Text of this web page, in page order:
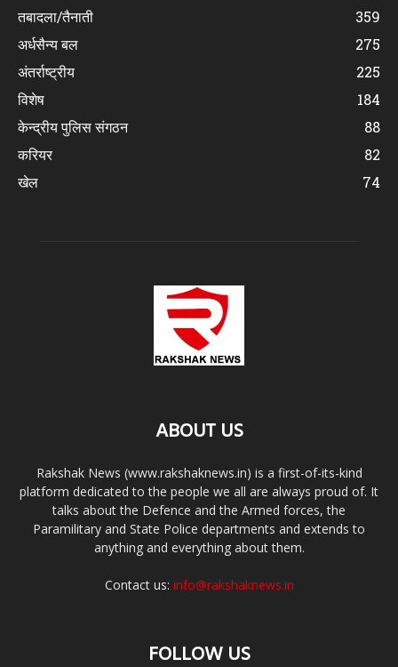
तबादला/तैनाती
359
अर्धसैन्य बल
275
अंतर्राष्ट्रीय
225
विशेष
184
केन्द्रीय पुलिस संगठन
88
करियर
82
खेल
74
ABOUT US
Rakshak News (www.rakshaknews.in) is a first-of-its-kind
platform dedicated to the people we all are always proud of. It
talks about the Defence and the Armed forces, the
Paramilitary and State Police departments and extends to
anything and everything about them.
Contact us: info@rakshaknews.in
FOLLOW US